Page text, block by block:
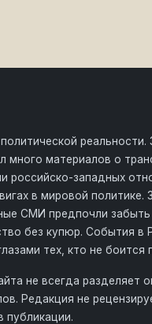
реальности.
много материалов о
российско-западных
в мировой
СМИ предпочли забыть
без купюр. События в
тех, кто не боится
не всегда разделяет
Редакция не
публикации.